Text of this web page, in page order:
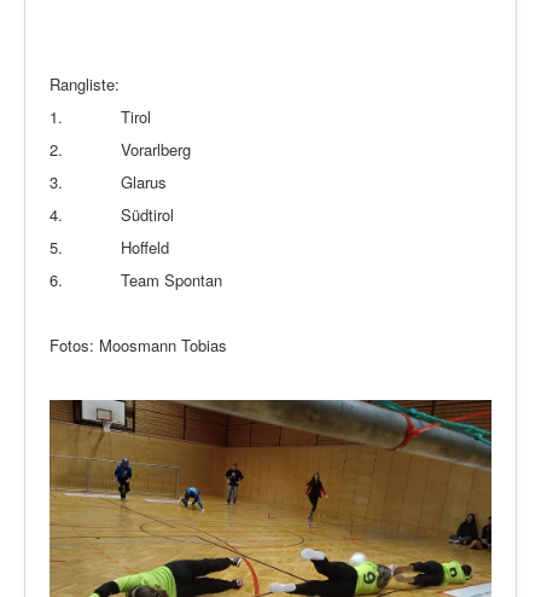
Rangliste:
1. Tirol
2. Vorarlberg
3. Glarus
4. Südtirol
5. Hoffeld
6. Team Spontan
Fotos: Moosmann Tobias